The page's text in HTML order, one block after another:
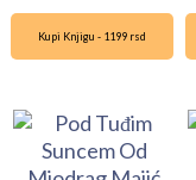
Kupi Knjigu - 1199 rsd